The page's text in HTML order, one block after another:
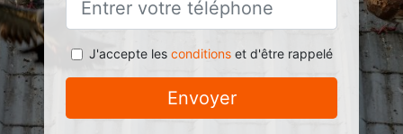
J'accepte les conditionset d'être rappelé
Envoyer